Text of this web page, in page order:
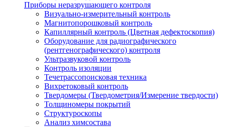
Приборы неразрушающего контроля
Визуально-измерительный контроль
Магнитопорошковый контроль
Капиллярный контроль (Цветная дефектоскопия)
Оборудование для радиографического
(рентгенографического) контроля
Ультразвуковой контроль
Контроль изоляции
Течетрассопоисковая техника
Вихретоковый контроль
Твердомеры (Твердометрия/Измерение твердости)
Толщиномеры покрытий
Структуроскопы
Анализ химсостава